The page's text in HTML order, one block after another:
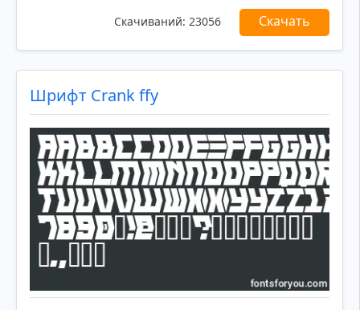
Скачиваний: 23056 Скачать
Шрифт Crank ffy